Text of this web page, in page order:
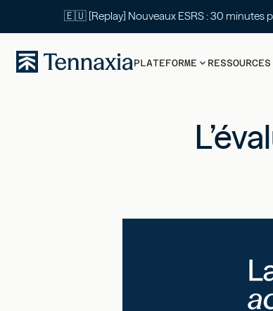
🇪🇺 [Replay]
PLATEFORME RESSOURCES